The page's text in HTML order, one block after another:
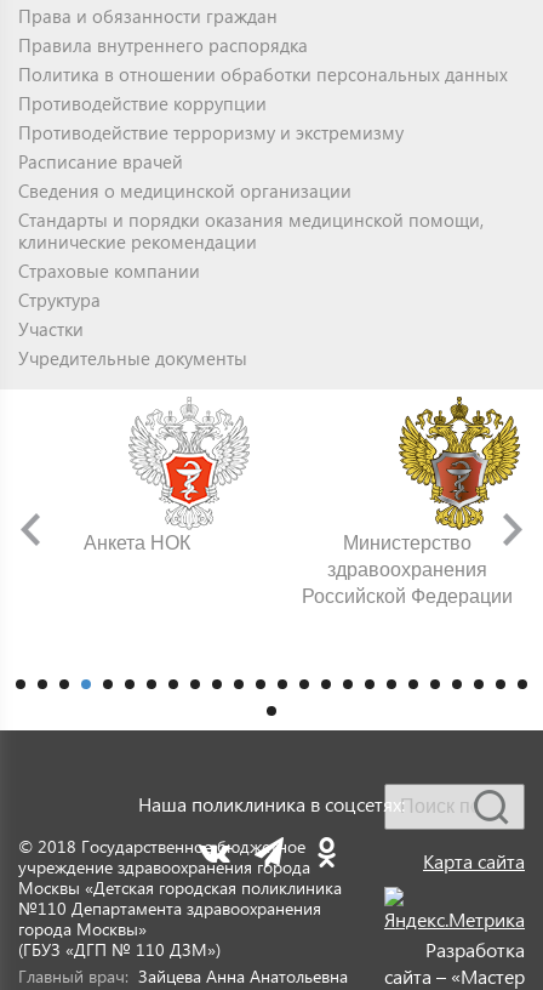
Права и обязанности граждан
Правила внутреннего распорядка
Политика в отношении обработки персональных данных
Противодействие коррупции
Противодействие терроризму и экстремизму
Расписание врачей
Сведения о медицинской организации
Стандарты и порядки оказания медицинской помощи,
клинические рекомендации
Страховые компании
Структура
Участки
Учредительные документы
Анкета НОК
Министерство
здравоохранения
Российской Федерации
© 2018 Государственное бюджетное
учреждение здравоохранения города
Москвы «Детская городская поликлиника
№110 Департамента здравоохранения
города Москвы»
(ГБУЗ «ДГП № 110 ДЗМ»)
Главный врач: Зайцева Анна Анатольевна
Наша поликлиника в соцсетях:
Карта сайта
Разработка
сайта – «Мастер